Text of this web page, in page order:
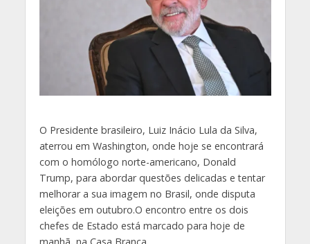
O Presidente brasileiro, Luiz Inácio Lula da Silva,
aterrou em Washington, onde hoje se encontrará
com o homólogo norte-americano, Donald
Trump, para abordar questões delicadas e tentar
melhorar a sua imagem no Brasil, onde disputa
eleições em outubro.O encontro entre os dois
chefes de Estado está marcado para hoje de